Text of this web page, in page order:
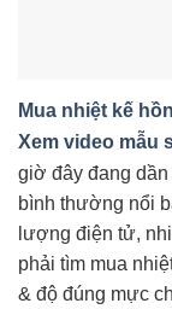
Mua nhiệt kế
Xem video mẫu
giờ đây đang
bình thường nổi
lượng điện tử,
phải tìm mua
& độ đúng mực